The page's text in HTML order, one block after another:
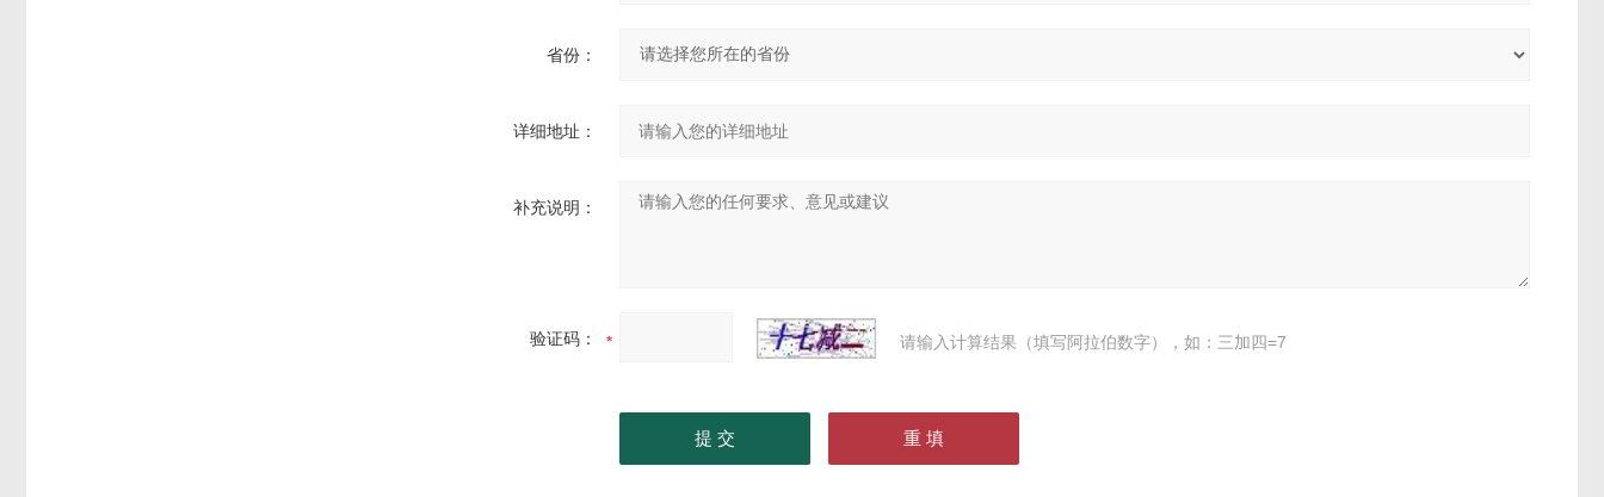
省份：
详细地址：
补充说明：
验证码： 请输入计算结果（填写阿拉伯数字），如：三加四=7